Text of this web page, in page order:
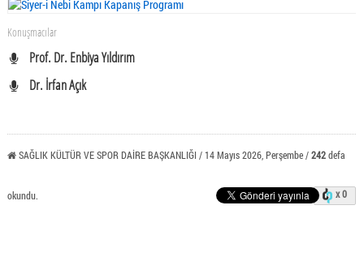
Konuşmacılar
Prof. Dr. Enbiya Yıldırım
Dr. İrfan Açık
SAĞLIK KÜLTÜR VE SPOR DAİRE BAŞKANLIĞI / 14 Mayıs 2026, Perşembe /242defa
okundu. x 0